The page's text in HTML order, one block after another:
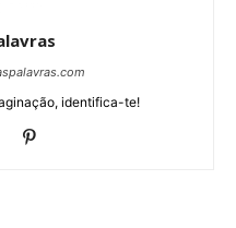
identifica-te!